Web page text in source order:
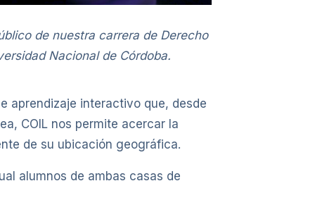
de nuestra carrera de Derecho
Nacional de Córdoba.
aprendizaje interactivo que, desde
COIL nos permite acercar la
de su ubicación geográfica.
alumnos de ambas casas de